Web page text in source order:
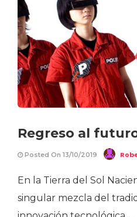
Regreso al
Posted On 13/10/2019
En la Tierra del Sol
singular mezcla del